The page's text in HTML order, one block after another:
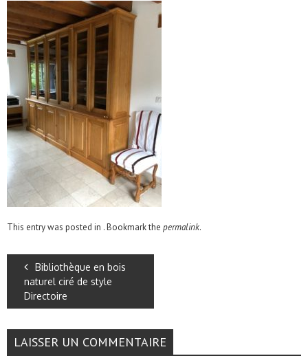
This entry was posted in . Bookmark the permalink.
Bibliothèque en bois
naturel ciré de style
Directoire
LAISSER UN COMMENTAIRE